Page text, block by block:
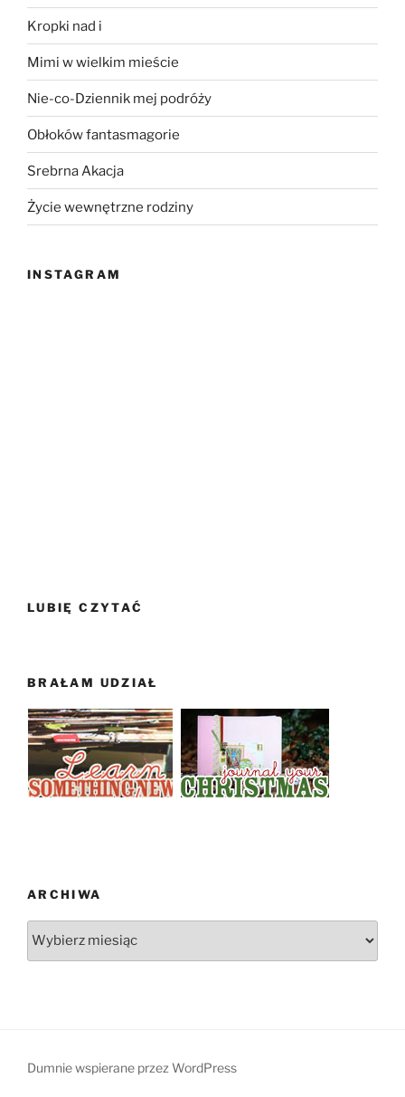
Kropki nad i
Mimi w wielkim mieście
Nie-co-Dziennik mej podróży
Obłoków fantasmagorie
Srebrna Akacja
Życie wewnętrzne rodziny
INSTAGRAM
LUBIĘ CZYTAĆ
BRAŁAM UDZIAŁ
ARCHIWA
Dumnie wspierane przez WordPress